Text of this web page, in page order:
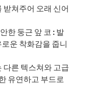
받쳐주어 오래 신어
한 둥근 앞 코 : 발
운 착화감을 줍니
다른 텍스쳐와 고급
유연하고 부드로